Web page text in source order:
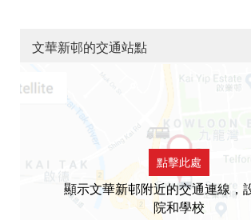
文華新邨的交通站點
點擊此處
顯示文華新邨附近的交通連線，
院和學校